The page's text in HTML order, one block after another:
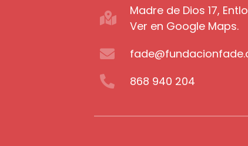
Madre de Dios 17,
Ver en Google Maps.
868 940 204